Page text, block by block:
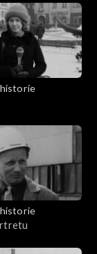
historie
historie